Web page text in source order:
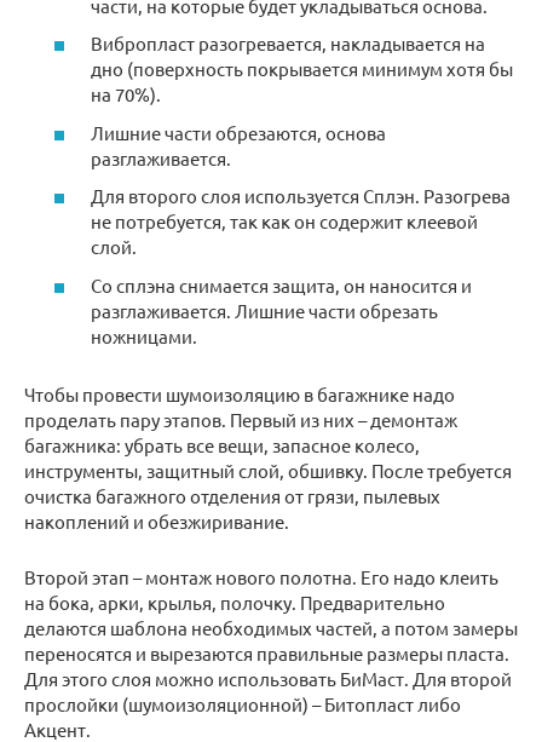
части, на которые будет укладываться основа.
Вибропласт разогревается, накладывается на
дно (поверхность покрывается минимум хотя бы
на 70%).
Лишние части обрезаются, основа
разглаживается.
Для второго слоя используется Сплэн. Разогрева
не потребуется, так как он содержит клеевой
слой.
Со сплэна снимается защита, он наносится и
разглаживается. Лишние части обрезать
ножницами.
Чтобы провести шумоизоляцию в багажнике надо
проделать пару этапов. Первый из них – демонтаж
багажника: убрать все вещи, запасное колесо,
инструменты, защитный слой, обшивку. После требуется
очистка багажного отделения от грязи, пылевых
накоплений и обезжиривание.
Второй этап – монтаж нового полотна. Его надо клеить
на бока, арки, крылья, полочку. Предварительно
делаются шаблона необходимых частей, а потом замеры
переносятся и вырезаются правильные размеры пласта.
Для этого слоя можно использовать БиМаст. Для второй
прослойки (шумоизоляционной) – Битопласт либо
Акцент.